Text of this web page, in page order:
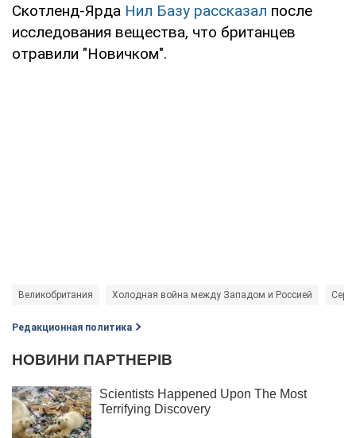
Скотленд-Ярда Нил Базу рассказал после
исследования вещества, что британцев
отравили "Новичком".
Великобритания Холодная война между Западом и Россией
Редакционная политика